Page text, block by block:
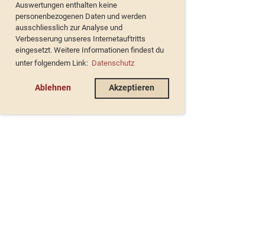
Auswertungen enthalten keine
personenbezogenen Daten und werden
ausschliesslich zur Analyse und
Verbesserung unseres Internetauftritts
eingesetzt. Weitere Informationen findest du
unter folgendem Link: Datenschutz
Ablehnen Akzeptieren
de